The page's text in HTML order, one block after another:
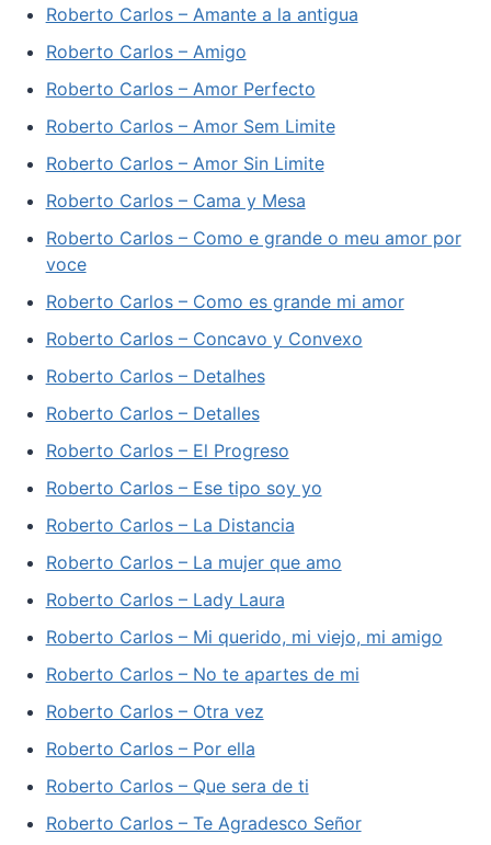
Roberto Carlos – Amante a la antigua
Roberto Carlos – Amigo
Roberto Carlos – Amor Perfecto
Roberto Carlos – Amor Sem Limite
Roberto Carlos – Amor Sin Limite
Roberto Carlos – Cama y Mesa
Roberto Carlos – Como e grande o meu amor por
voce
Roberto Carlos – Como es grande mi amor
Roberto Carlos – Concavo y Convexo
Roberto Carlos – Detalhes
Roberto Carlos – Detalles
Roberto Carlos – El Progreso
Roberto Carlos – Ese tipo soy yo
Roberto Carlos – La Distancia
Roberto Carlos – La mujer que amo
Roberto Carlos – Lady Laura
Roberto Carlos – Mi querido, mi viejo, mi amigo
Roberto Carlos – No te apartes de mi
Roberto Carlos – Otra vez
Roberto Carlos – Por ella
Roberto Carlos – Que sera de ti
Roberto Carlos – Te Agradesco Señor